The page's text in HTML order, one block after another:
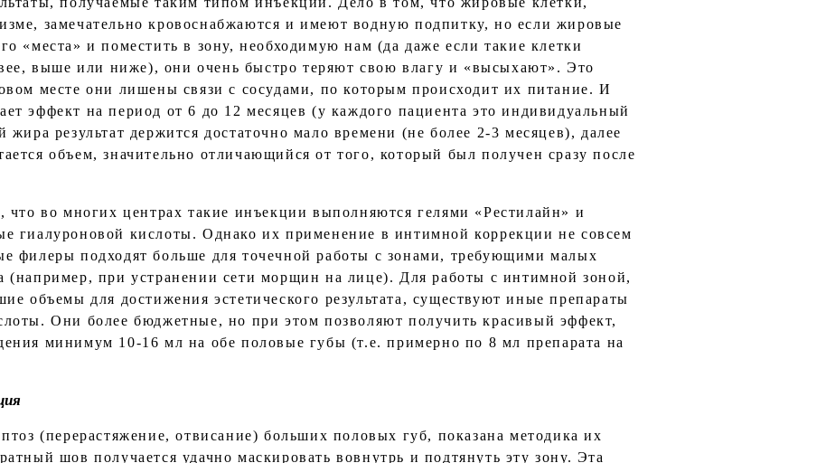
замечательно кровоснабжаются и имеют водную подпитку, но если жировые
«места» и поместить в зону, необходимую нам (да даже если такие клетки
выше или ниже), они очень быстро теряют свою влагу и «высыхают». Это
месте они лишены связи с сосудами, по которым происходит их питание. И
эффект на период от 6 до 12 месяцев (у каждого пациента это индивидуальный
жира результат держится достаточно мало времени (не более 2-3 месяцев), далее
объем, значительно отличающийся от того, который был получен сразу после
что во многих центрах такие инъекции выполняются гелями «Рестилайн» и
гиалуроновой кислоты. Однако их применение в интимной коррекции не совсем
филеры подходят больше для точечной работы с зонами, требующими малых
(например, при устранении сети морщин на лице). Для работы с интимной зоной,
объемы для достижения эстетического результата, существуют иные препараты
Они более бюджетные, но при этом позволяют получить красивый эффект,
минимум 10-16 мл на обе половые губы (т.е. примерно по 8 мл препарата на
(перерастяжение, отвисание) больших половых губ, показана методика их
шов получается удачно маскировать вовнутрь и подтянуть эту зону. Эта